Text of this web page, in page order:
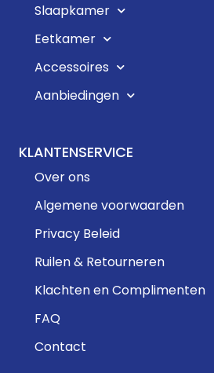
Slaapkamer
Eetkamer
Accessoires
Aanbiedingen
KLANTENSERVICE
Over ons
Algemene voorwaarden
Privacy Beleid
Ruilen & Retourneren
Klachten en Complimenten
FAQ
Contact